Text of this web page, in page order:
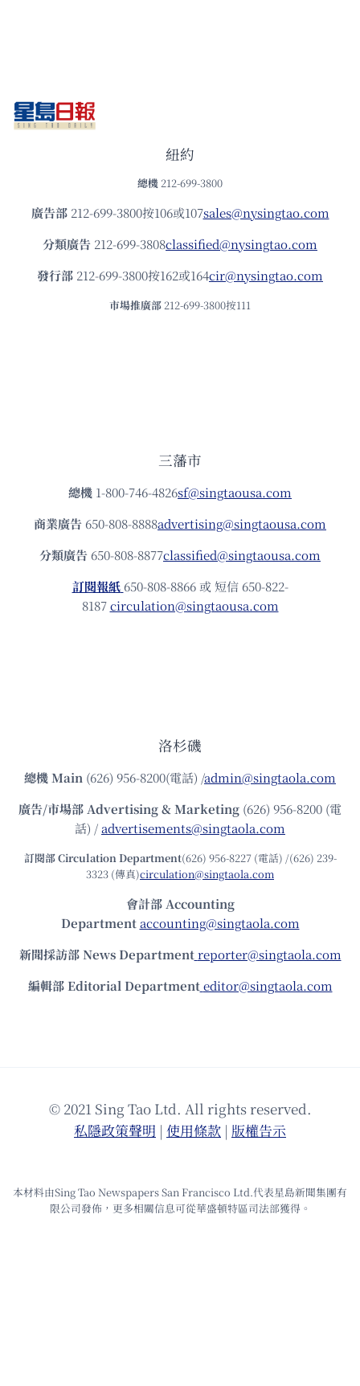
紐約
總機 212-699-3800
廣告部212-699-3800按106或107sales@nysingtao.com
分類廣告 212-699-3808classified@nysingtao.com
發⾏部 212-699-3800按162或164cir@nysingtao.com
市場推廣部 212-699-3800按111
三藩市
總機 1-800-746-4826sf@singtaousa.com
商業廣告 650-808-8888advertising@singtaousa.com
分類廣告 650-808-8877classified@singtaousa.com
訂閱報紙 650-808-8866 或 短信 650-822-
8187circulation@singtaousa.com
洛杉磯
總機Main (626) 956-8200(電話) /admin@singtaola.com
廣告/市場部Advertising & Marketing (626) 956-8200 (電
話) /advertisements@singtaola.com
訂閱部 Circulation Department(626) 956-8227 (電話) /(626) 239-
3323 (傳真)circulation@singtaola.com
會計部 Accounting
Department accounting@singtaola.com
新聞採訪部 News Department reporter@singtaola.com
編輯部 Editorial Department editor@singtaola.com
© 2021 Sing Tao Ltd. All rights reserved.
私隱政策聲明 | 使⽤條款 | 版權告⽰
本材料由Sing Tao Newspapers San Francisco Ltd.代表星島新聞集團有
限公司發佈，更多相關信息可從華盛頓特區司法部獲得。